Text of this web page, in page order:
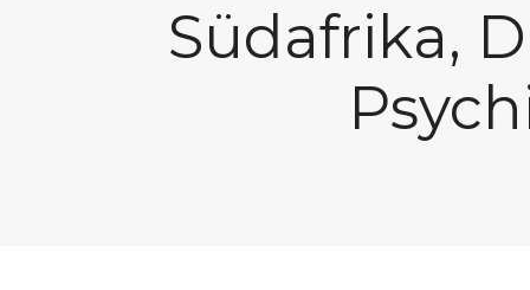
Südafrika,